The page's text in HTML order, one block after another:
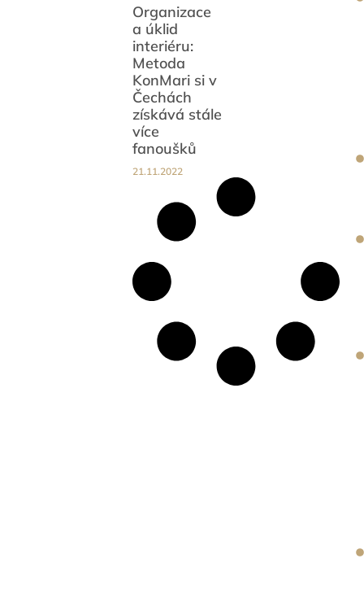
Organizace
a úklid
interiéru:
Metoda
KonMari si v
Čechách
získává stále
více
fanoušků
21.11.2022